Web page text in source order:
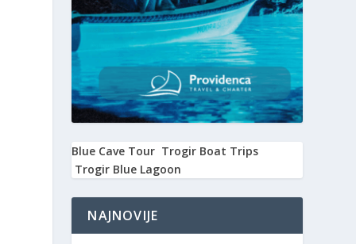
Blue Cave Tour Trogir Boat Trips
Trogir Blue Lagoon
NAJNOVIJE